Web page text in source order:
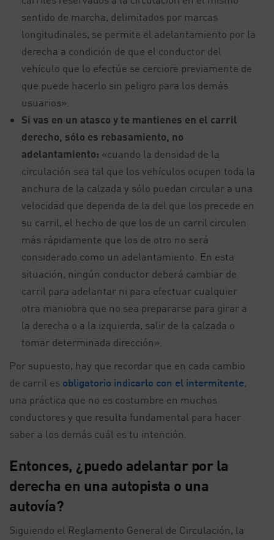
sentido de marcha, delimitados por marcas
longitudinales, se permite el adelantamiento por la
derecha a condición de que el conductor del
vehículo que lo efectúe se cerciore previamente de
que puede hacerlo sin peligro para los demás
usuarios».
Si vas en un atasco y te mantienes en el carril
derecho, sólo es rebasamiento, no
adelantamiento: «cuando la densidad de la
circulación sea tal que los vehículos ocupen toda la
anchura de la calzada y sólo puedan circular a una
velocidad que dependa de la del que los precede en
su carril, el hecho de que los de un carril circulen
más rápidamente que los de otro no será
considerado como un adelantamiento. En esta
situación, ningún conductor deberá cambiar de
carril para adelantar ni para efectuar cualquier
otra maniobra que no sea prepararse para girar a
la derecha o a la izquierda, salir de la calzada o
tomar determinada dirección».
Por supuesto, hay que recordar que en cada cambio
de carril es obligatorio indicarlo con el intermitente,
una práctica que no es costumbre en muchos
conductores y que resulta fundamental para hacer
saber a los demás cuál es tu intención.
Entonces, ¿puedo adelantar por la
derecha en una autopista o una
autovía?
Siguiendo el Reglamento General de Circulación, la